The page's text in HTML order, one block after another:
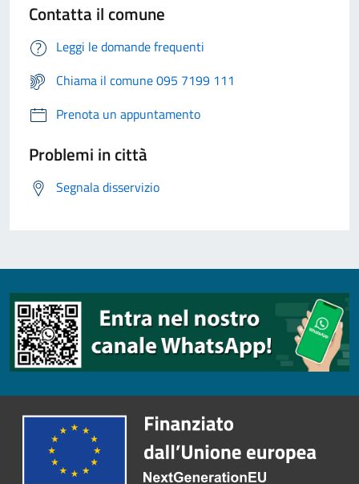
Contatta il comune
Leggi le domande frequenti
Chiama il comune 095 7199 111
Prenota un appuntamento
Problemi in città
Segnala disservizio